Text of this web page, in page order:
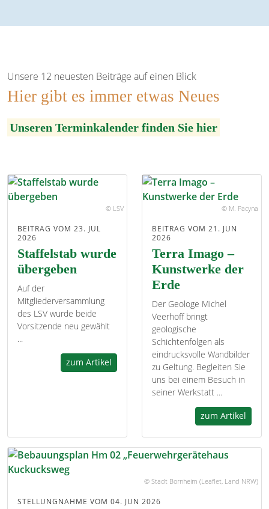
Unsere 12 neuesten Beiträge auf einen Blick
Hier gibt es immer etwas Neues
Unseren Terminkalender finden Sie hier
© LSV
BEITRAG VOM 23. JUL
2026
Staffelstab wurde
übergeben
Auf der
Mitgliederversammlung
des LSV wurde beide
Vorsitzende neu gewählt
...
zum Artikel
© M. Pacyna
BEITRAG VOM 21. JUN
2026
Terra Imago –
Kunstwerke der
Erde
Der Geologe Michel
Veerhoff bringt
geologische
Schichtenfolgen als
eindrucksvolle Wandbilder
zu Geltung. Begleiten Sie
uns bei einem Besuch in
seiner Werkstatt ...
zum Artikel
© Stadt Bornheim (Leaflet, Land NRW)
STELLUNGNAHME VOM 04. JUN 2026